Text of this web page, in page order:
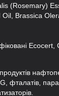
(Rosemary)
Brassica
Ecocert,
фталатів,